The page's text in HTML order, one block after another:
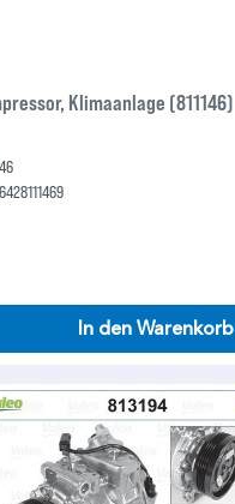
Klimaanlage (811146)
In den Warenkorb